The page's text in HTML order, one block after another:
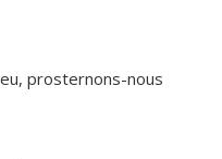
prosternons-nous